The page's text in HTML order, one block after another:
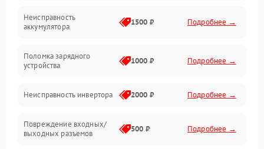
Звук и индикация
Механические повреждения
Неисправность
аккумулятора
1500 ₽ Подробнее →
Поломка зарядного
устройства
1000 ₽ Подробнее →
Неисправность инвертора 2000 ₽ Подробнее →
Повреждение входных/
выходных разъемов
500 ₽ Подробнее →